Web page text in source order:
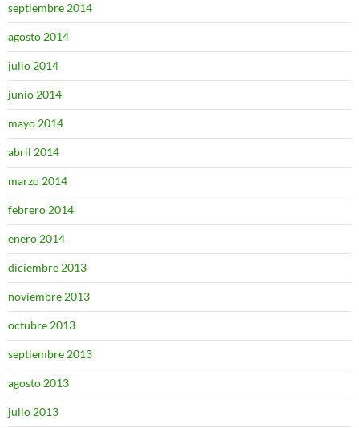
septiembre 2014
agosto 2014
julio 2014
junio 2014
mayo 2014
abril 2014
marzo 2014
febrero 2014
enero 2014
diciembre 2013
noviembre 2013
octubre 2013
septiembre 2013
agosto 2013
julio 2013